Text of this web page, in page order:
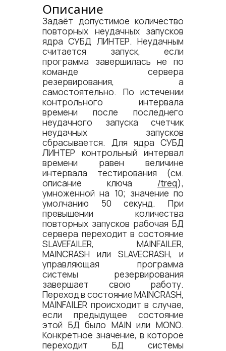
Описание
Задаёт допустимое количество
повторных неудачных запусков
ядра СУБД ЛИНТЕР. Неудачным
считается запуск, если
программа завершилась не по
команде сервера
резервирования, а
самостоятельно. По истечении
контрольного интервала
времени после последнего
неудачного запуска счетчик
неудачных запусков
сбрасывается. Для ядра СУБД
ЛИНТЕР контрольный интервал
времени равен величине
интервала тестирования (см.
описание ключа /treq),
умноженной на 10; значение по
умолчанию 50 секунд. При
превышении количества
повторных запусков рабочая БД
сервера переходит в состояние
SLAVEFAILER, MAINFAILER,
MAINCRASH или SLAVECRASH, и
управляющая программа
системы резервирования
завершает свою работу.
Переход в состояние MAINCRASH,
MAINFAILER происходит в случае,
если предыдущее состояние
этой БД было MAIN или MONO.
Конкретное значение, в которое
переходит БД системы